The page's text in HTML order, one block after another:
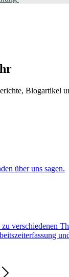
Blogartikel
über uns sagen.
verschiedenen